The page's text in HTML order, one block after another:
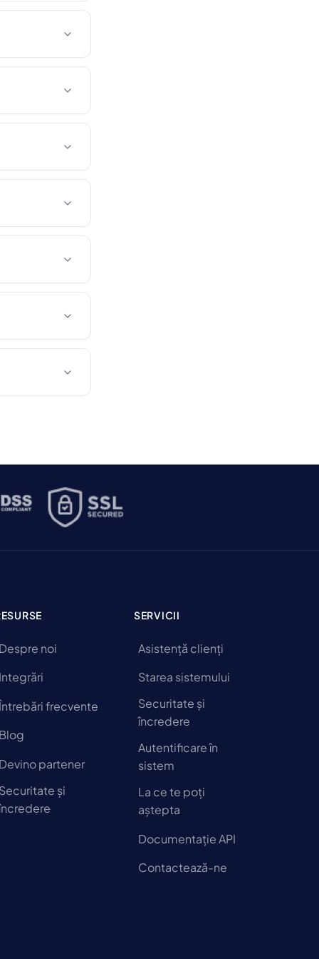
noi
frecvente
partener
și
SERVICII
Asistență clienți
Starea sistemului
Securitate și
încredere
Autentificare în
sistem
La ce te poți
aștepta
Documentație API
Contactează-ne